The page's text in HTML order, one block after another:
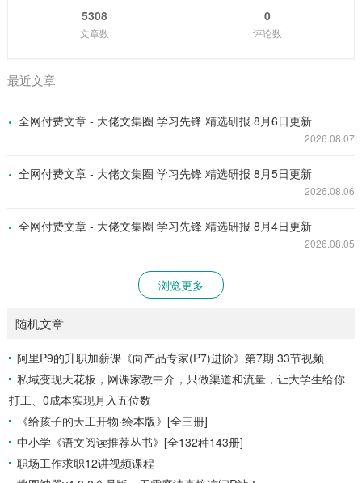
5308
文章数
0
评论数
最近文章
全网付费文章 - 大佬文集圈 学习先锋 精选研报 8月6日更新
2026.08.07
全网付费文章 - 大佬文集圈 学习先锋 精选研报 8月5日更新
2026.08.06
全网付费文章 - 大佬文集圈 学习先锋 精选研报 8月4日更新
2026.08.05
浏览更多
随机文章
阿里P9的升职加薪课《向产品专家(P7)进阶》第7期 33节视频
私域变现天花板，网课家教中介，只做渠道和流量，让大学生给你
打工、0成本实现月入五位数
《给孩子的天工开物·绘本版》[全三册]
中小学《语文阅读推荐丛书》[全132种143册]
职场工作求职12讲视频课程